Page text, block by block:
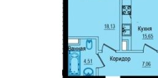
Да, удалить Отмена